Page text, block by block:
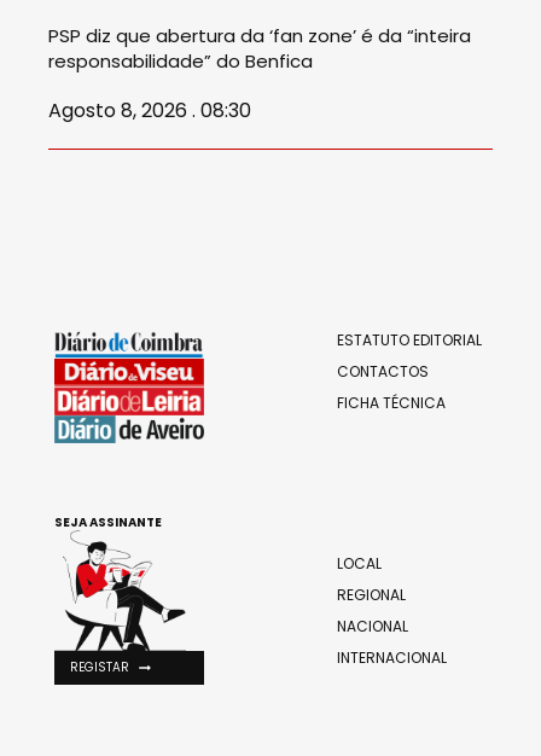
PSP diz que abertura da ‘fan zone’ é da “inteira
responsabilidade” do Benfica
Agosto 8, 2026 . 08:30
ESTATUTO EDITORIAL
CONTACTOS
FICHA TÉCNICA
LOCAL
REGIONAL
NACIONAL
INTERNACIONAL
SEJA ASSINANTE
REGISTAR